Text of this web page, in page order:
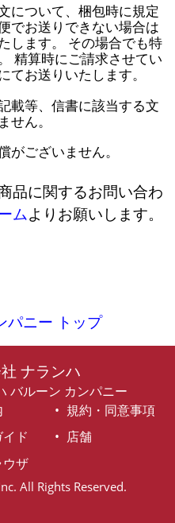
について、梱包時に規定
でお送りできない場合は
します。 その場合でも特
精算時にご請求させてい
てお送りいたします。
載等、信書に該当する文
せん。
がございません。
品に関するお問い合わ
ムよりお願いします。
パニー トップ
ナランハ
バルーン カンパニー
規約・同意事項
ド
店舗
ザ
All Rights Reserved.